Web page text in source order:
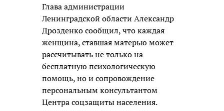
Глава администрации
Ленинградской области Александр
Дрозденко сообщил, что каждая
женщина, ставшая матерью может
рассчитывать не только на
бесплатную психологическую
помощь, но и сопровождение
персональным консультантом
Центра соцзащиты населения.